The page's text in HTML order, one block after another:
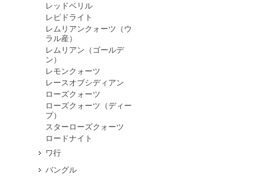
レッドベリル
レピドライト
レムリアンクォーツ（ウ
ラル産）
レムリアン（ゴールデ
ン）
レモンクォーツ
レースオブシディアン
ローズクォーツ
ローズクォーツ（ディー
プ）
スターローズクォーツ
ロードナイト
ワ行
バングル